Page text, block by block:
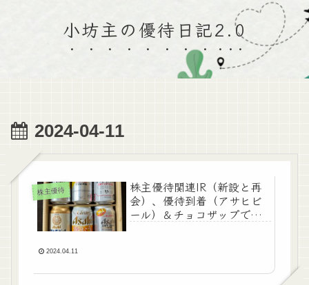
小坊主の優待日記2.0
2024-04-11
株主優待
株主優待関連IR（新設と再
会）、優待到着（アサヒビ
ール）＆チョコザップでも
2024.04.11